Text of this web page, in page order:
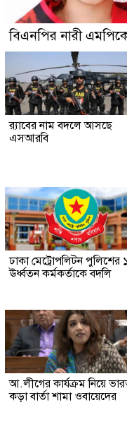
বিএনপির নারী
র‍্যাবের নাম বদলে আসছে
এসআরবি
ঢাকা মেট্রোপলিটন পুলিশের
ঊর্ধ্বতন কর্মকর্তাকে বদলি
আ.লীগের কার্যক্রম নিয়ে
কড়া বার্তা শামা ওবায়েদের